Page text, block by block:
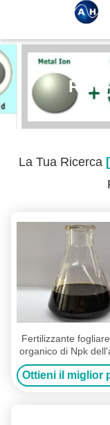
La Tua Ricerca
Fertilizzante
organico di Npk
agricoltura
Ottieni il miglior